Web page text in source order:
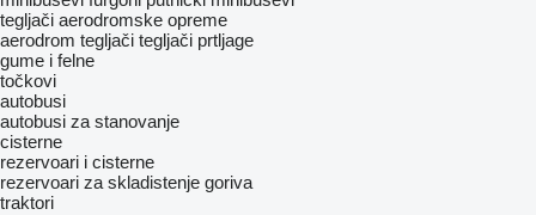
tegljači aerodromske opreme
aerodrom tegljači tegljači prtljage
gume i felne
točkovi
autobusi
autobusi za stanovanje
cisterne
rezervoari i cisterne
rezervoari za skladistenje goriva
traktori